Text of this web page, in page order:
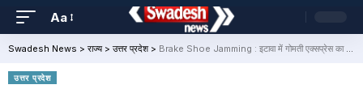
Aa
Swadesh News > राज्य> उत्तर प्रदेश> Brake Shoe Jamming : इटावा में गोमती एक्सप्रेस का इंजन फेल: भरथना स्टेशन पर ब्रेक शूज चिपकने से थमे पहिए, 2 घंटे से मेन लाइन पर खड़ी ट्रेन
उत्तर प्रदेश